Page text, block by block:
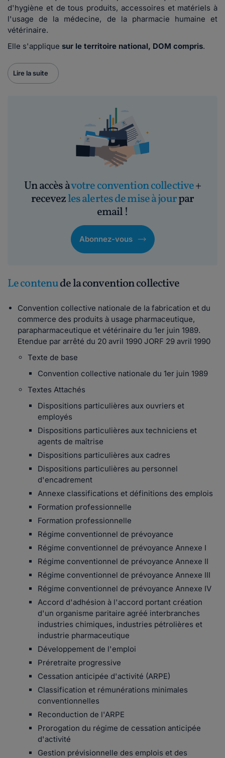
d'hygiène et de tous produits, accessoires et matériels à
l'usage de la médecine, de la pharmacie humaine et
vétérinaire.
Elle s'applique sur le territoire national, DOM compris.
Lire la suite
Un accès àvotre convention collective+
recevezles alertes de mise à jourpar
email !
Abonnez-vous
Le contenude la convention collective
Convention collective nationale de la fabrication et du
commerce des produits à usage pharmaceutique,
parapharmaceutique et vétérinaire du 1er juin 1989.
Etendue par arrêté du 20 avril 1990 JORF 29 avril 1990
Texte de base
Convention collective nationale du 1er juin 1989
Textes Attachés
Dispositions particulières aux ouvriers et
employés
Dispositions particulières aux techniciens et
agents de maîtrise
Dispositions particulières aux cadres
Dispositions particulières au personnel
d'encadrement
Annexe classifications et définitions des emplois
Formation professionnelle
Formation professionnelle
Régime conventionnel de prévoyance
Régime conventionnel de prévoyance Annexe I
Régime conventionnel de prévoyance Annexe II
Régime conventionnel de prévoyance Annexe III
Régime conventionnel de prévoyance Annexe IV
Accord d'adhésion à l'accord portant création
d'un organisme paritaire agréé interbranches
industries chimiques, industries pétrolières et
industrie pharmaceutique
Développement de l'emploi
Préretraite progressive
Cessation anticipée d'activité (ARPE)
Classification et rémunérations minimales
conventionnelles
Reconduction de l'ARPE
Prorogation du régime de cessation anticipée
d'activité
Gestion prévisionnelle des emplois et des